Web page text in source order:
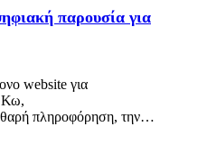
παρουσία για
website για
Κω,
πληροφόρηση, την